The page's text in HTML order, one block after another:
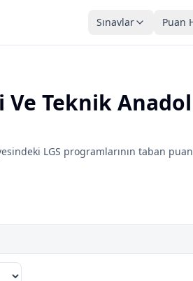
Sınavlar Puan
Teknik
LGS programlarının taban